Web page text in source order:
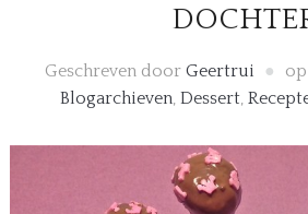
Geschreven door Geertrui op
Blogarchieven, Dessert,